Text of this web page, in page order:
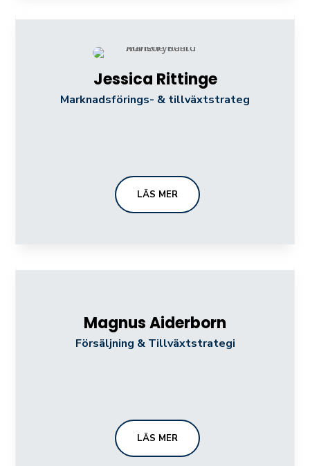
Jessica Rittinge
Marknadsförings- & tillväxtstrateg
LÄS MER
Magnus Aiderborn
Försäljning & Tillväxtstrategi
LÄS MER